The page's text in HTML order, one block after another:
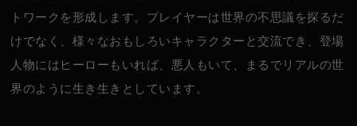
トワークを形成します。プレイヤーは世界の不思議を探るだ
けでなく、様々なおもしろいキャラクターと交流でき、登場
人物にはヒーローもいれば、悪人もいて、まるでリアルの世
界のように生き生きとしています。